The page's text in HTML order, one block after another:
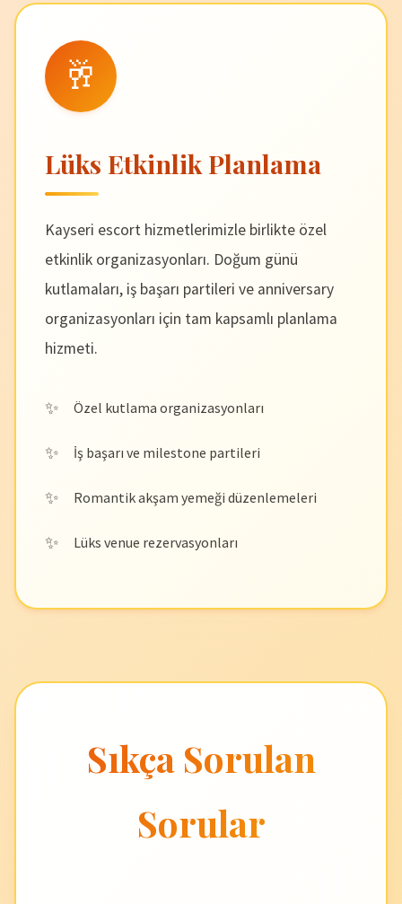
🥂
Lüks Etkinlik Planlama
Kayseri escort hizmetlerimizle birlikte özel
etkinlik organizasyonları. Doğum günü
kutlamaları, iş başarı partileri ve anniversary
organizasyonları için tam kapsamlı planlama
hizmeti.
Özel kutlama organizasyonları
İş başarı ve milestone partileri
Romantik akşam yemeği düzenlemeleri
Lüks venue rezervasyonları
Sıkça Sorulan
Sorular